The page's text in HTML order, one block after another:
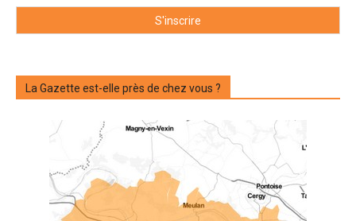
La Gazette est-elle près de chez vous ?